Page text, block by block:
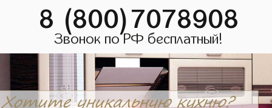
8 (800)7078908
Звонок по РФ бесплатный!